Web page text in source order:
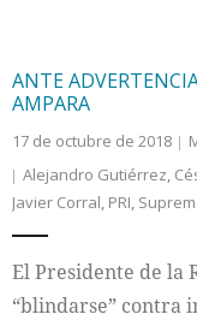
ANTE
AMPARA
17 de octubre de 2018
Alejandro Gutiérrez,
Javier Corral, PRI,
El Presidente de la
“blindarse” contra